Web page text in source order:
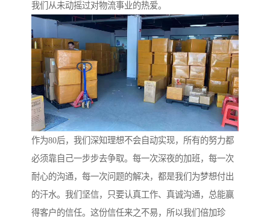
我们从未动摇过对物流事业的热爱。
作为80后，我们深知理想不会自动实现，所有的努力都
必须靠自己一步步去争取。每一次深夜的加班，每一次
耐心的沟通，每一次问题的解决，都是我们为梦想付出
的汗水。我们坚信，只要认真工作、真诚沟通，总能赢
得客户的信任。这份信任来之不易，所以我们倍加珍